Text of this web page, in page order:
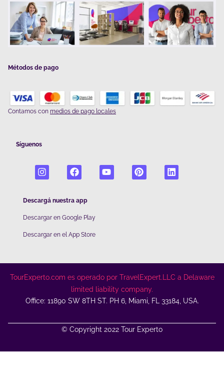
Métodos de pago
Contamos con medios de pago locales
Síguenos
Descargá nuestra app
Descargar en Google Play
Descargar en el App Store
TourExperto.com es operado por TravelExpert.LLC a Delaware
limited liability company.
Office: 11890 SW 8TH ST. PH 6, Miami, FL 33184, USA.
© Copyright 2022 Tour Experto